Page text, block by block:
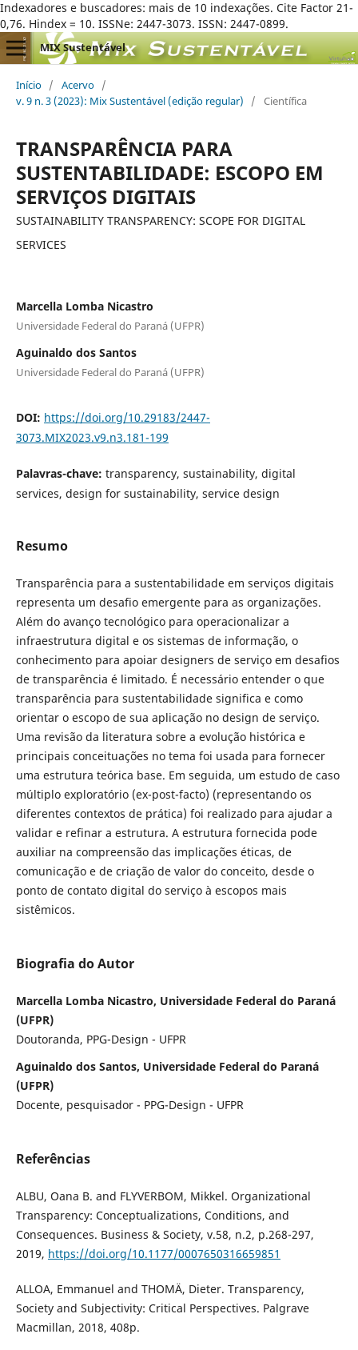
Indexadores e buscadores: mais de 10 indexações. Cite Factor 21-
0,76. Hindex = 10. ISSNe: 2447-3073. ISSN: 2447-0899.
MIX Sustentável
Início / Acervo /
v. 9 n. 3 (2023): Mix Sustentável (edição regular)
/ Científica
TRANSPARÊNCIA PARA
SUSTENTABILIDADE: ESCOPO EM
SERVIÇOS DIGITAIS
SUSTAINABILITY TRANSPARENCY: SCOPE FOR DIGITAL
SERVICES
Marcella Lomba Nicastro
Universidade Federal do Paraná (UFPR)
Aguinaldo dos Santos
Universidade Federal do Paraná (UFPR)
DOI: https://doi.org/10.29183/2447-
3073.MIX2023.v9.n3.181-199
Palavras-chave: transparency, sustainability, digital
services, design for sustainability, service design
Resumo
Transparência para a sustentabilidade em serviços digitais
representa um desafio emergente para as organizações.
Além do avanço tecnológico para operacionalizar a
infraestrutura digital e os sistemas de informação, o
conhecimento para apoiar designers de serviço em desafios
de transparência é limitado. É necessário entender o que
transparência para sustentabilidade significa e como
orientar o escopo de sua aplicação no design de serviço.
Uma revisão da literatura sobre a evolução histórica e
principais conceituações no tema foi usada para fornecer
uma estrutura teórica base. Em seguida, um estudo de caso
múltiplo exploratório (ex-post-facto) (representando os
diferentes contextos de prática) foi realizado para ajudar a
validar e refinar a estrutura. A estrutura fornecida pode
auxiliar na compreensão das implicações éticas, de
comunicação e de criação de valor do conceito, desde o
ponto de contato digital do serviço à escopos mais
sistêmicos.
Biografia do Autor
Marcella Lomba Nicastro, Universidade Federal do Paraná
(UFPR)
Doutoranda, PPG-Design - UFPR
Aguinaldo dos Santos, Universidade Federal do Paraná
(UFPR)
Docente, pesquisador - PPG-Design - UFPR
Referências
ALBU, Oana B. and FLYVERBOM, Mikkel. Organizational
Transparency: Conceptualizations, Conditions, and
Consequences. Business & Society, v.58, n.2, p.268-297,
2019, https://doi.org/10.1177/0007650316659851
ALLOA, Emmanuel and THOMÄ, Dieter. Transparency,
Society and Subjectivity: Critical Perspectives. Palgrave
Macmillan, 2018, 408p.